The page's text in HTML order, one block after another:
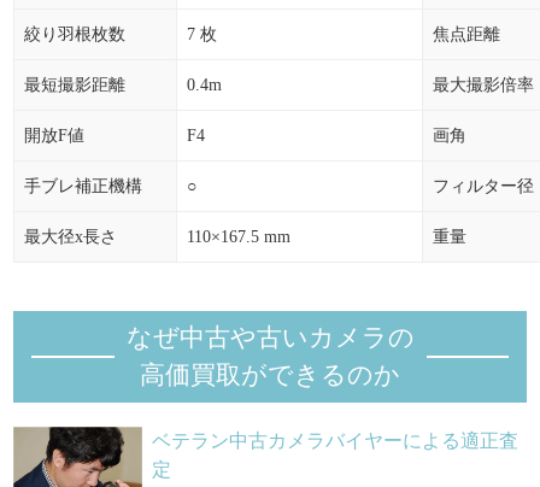
絞り羽根枚数 7 枚 焦点距離
最短撮影距離 0.4m 最大撮影倍率
開放F値 F4 画角
手ブレ補正機構 ○ フィルター径
最大径x長さ 110×167.5 mm 重量
なぜ中古や古いカメラの
高価買取ができるのか
ベテラン中古カメラバイヤーによる適正査
定